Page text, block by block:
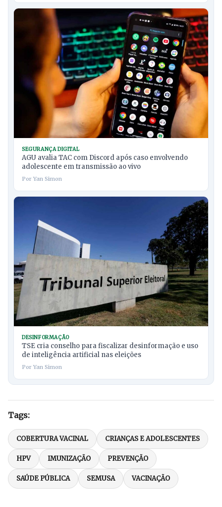
SEGURANÇA DIGITAL
AGU avalia TAC com Discord após caso envolvendo
adolescente em transmissão ao vivo
Por Yan Simon
DESINFORMAÇÃO
TSE cria conselho para fiscalizar desinformação e uso
de inteligência artificial nas eleições
Por Yan Simon
Tags:
COBERTURA VACINAL CRIANÇAS E ADOLESCENTES
HPV IMUNIZAÇÃO PREVENÇÃO
SAÚDE PÚBLICA SEMUSA VACINAÇÃO